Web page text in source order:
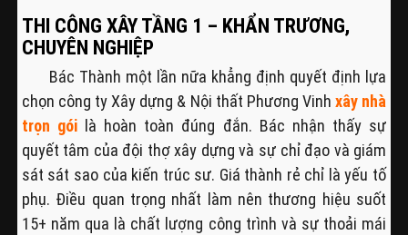
THI CÔNG XÂY TẦNG 1 – KHẨN TRƯƠNG,
CHUYÊN NGHIỆP
Bác Thành một lần nữa khẳng định quyết định lựa
chọn công ty Xây dựng & Nội thất Phương Vinh xây nhà
trọn gói là hoàn toàn đúng đắn. Bác nhận thấy sự
quyết tâm của đội thợ xây dựng và sự chỉ đạo và giám
sát sát sao của kiến trúc sư. Giá thành rẻ chỉ là yếu tố
phụ. Điều quan trọng nhất làm nên thương hiệu suốt
15+ năm qua là chất lượng công trình và sự thoải mái